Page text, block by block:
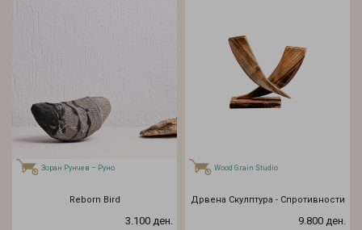
Зоран Рунчев – Руно
Reborn Bird
3.100 ден.
Wood Grain Studio
Дрвена Скулптура - Спротивности
9.800 ден.